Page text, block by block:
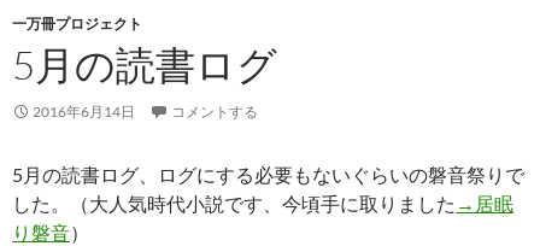
一万冊プロジェクト
5月の読書ログ
2016年6月14日 コメントする
5月の読書ログ、ログにする必要もないぐらいの磐音祭りで
した。（大人気時代小説です、今頃手に取りました →居眠
り磐音）